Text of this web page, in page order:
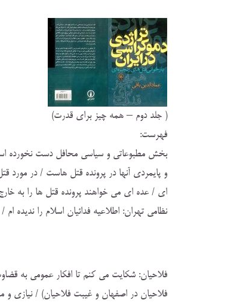
( جلد دوم – همه چيز براي قدرت)
فهرست:
بخش مطبوعاتي و سياسي محافل دست نخورده
و پايمردي آنها در پرونده قتل هاست / در مورد
اي / عده اي مي خواهند پرونده قتل ها را به
نظامي تهران: اطلاعيه فدائيان اسلام را نديده ام /
فلاحيان: شكايت مي كنم تا افكار عمومي به
فلاحيان در اصفهان و غيبت فلاحيان) / نيازي